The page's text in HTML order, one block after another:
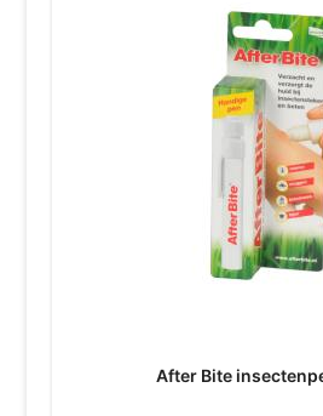
After Bite